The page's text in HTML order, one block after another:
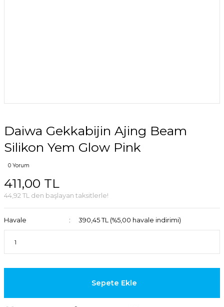
Daiwa Gekkabijin Ajing Beam
Silikon Yem Glow Pink
0 Yorum
411,00 TL
44,92 TL den başlayan taksitlerle!
Havale 390,45 TL (%5,00 havale indirimi)
Sepete Ekle